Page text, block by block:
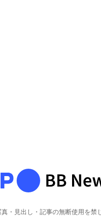
・見出し・記事の無断使用を禁